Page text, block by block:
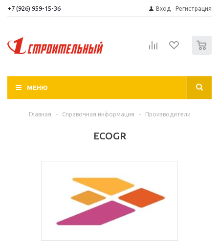
+7 (926) 959-15-36 Вход Регистрация
МЕНЮ
Главная - Справочная информация - Производители
ECOGR